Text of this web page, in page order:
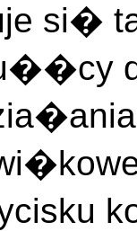
si�